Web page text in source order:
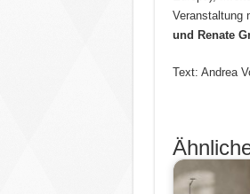
Veranstaltung
und Renate
Text: Andrea